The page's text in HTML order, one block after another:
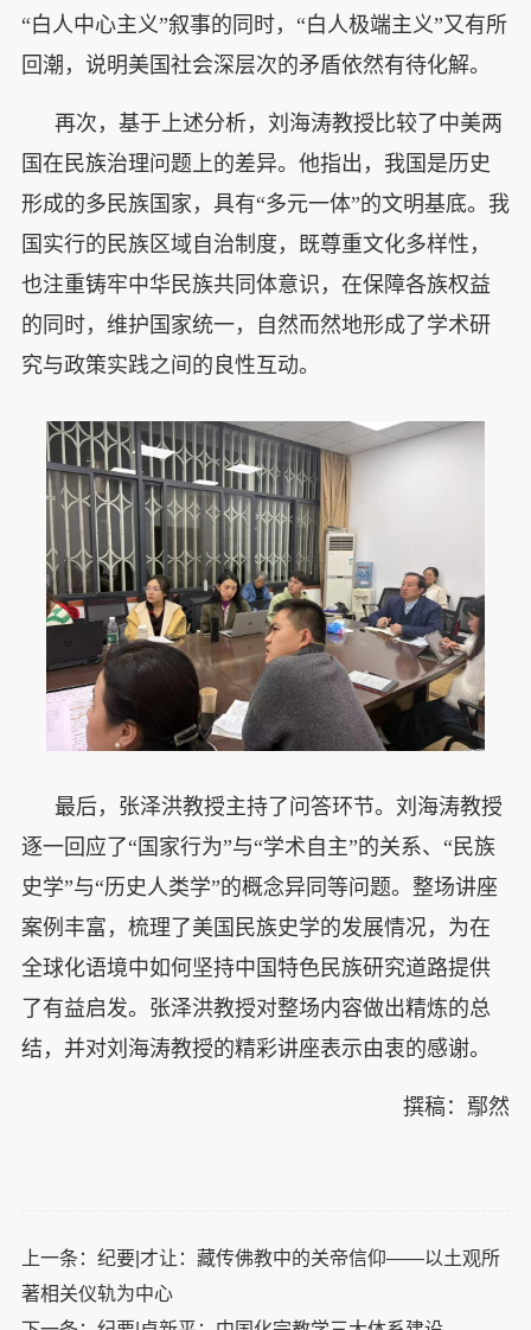
“白人中心主义”叙事的同时，“白人极端主义”又有所
回潮，说明美国社会深层次的矛盾依然有待化解。
再次，基于上述分析，刘海涛教授比较了中美两
国在民族治理问题上的差异。他指出，我国是历史
形成的多民族国家，具有“多元一体”的文明基底。我
国实行的民族区域自治制度，既尊重文化多样性，
也注重铸牢中华民族共同体意识，在保障各族权益
的同时，维护国家统一，自然而然地形成了学术研
究与政策实践之间的良性互动。
最后，张泽洪教授主持了问答环节。刘海涛教授
逐一回应了“国家行为”与“学术自主”的关系、“民族
史学”与“历史人类学”的概念异同等问题。整场讲座
案例丰富，梳理了美国民族史学的发展情况，为在
全球化语境中如何坚持中国特色民族研究道路提供
了有益启发。张泽洪教授对整场内容做出精炼的总
结，并对刘海涛教授的精彩讲座表示由衷的感谢。
撰稿：鄢然
上一条： 纪要|才让：藏传佛教中的关帝信仰——以土观所
著相关仪轨为中心